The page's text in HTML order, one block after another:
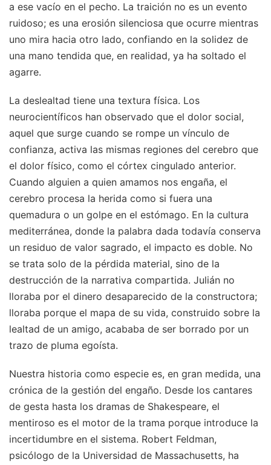
a ese vacío en el pecho. La traición no es un evento
ruidoso; es una erosión silenciosa que ocurre mientras
uno mira hacia otro lado, confiando en la solidez de
una mano tendida que, en realidad, ya ha soltado el
agarre.
La deslealtad tiene una textura física. Los
neurocientíficos han observado que el dolor social,
aquel que surge cuando se rompe un vínculo de
confianza, activa las mismas regiones del cerebro que
el dolor físico, como el córtex cingulado anterior.
Cuando alguien a quien amamos nos engaña, el
cerebro procesa la herida como si fuera una
quemadura o un golpe en el estómago. En la cultura
mediterránea, donde la palabra dada todavía conserva
un residuo de valor sagrado, el impacto es doble. No
se trata solo de la pérdida material, sino de la
destrucción de la narrativa compartida. Julián no
lloraba por el dinero desaparecido de la constructora;
lloraba porque el mapa de su vida, construido sobre la
lealtad de un amigo, acababa de ser borrado por un
trazo de pluma egoísta.
Nuestra historia como especie es, en gran medida, una
crónica de la gestión del engaño. Desde los cantares
de gesta hasta los dramas de Shakespeare, el
mentiroso es el motor de la trama porque introduce la
incertidumbre en el sistema. Robert Feldman,
psicólogo de la Universidad de Massachusetts, ha